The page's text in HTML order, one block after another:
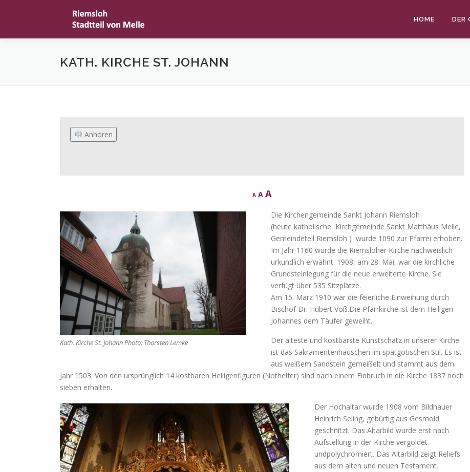
HOME DER
KATH. KIRCHE ST. JOHANN
Anhören
AeA R
A
c
r
e
a
s
e
f
n
t
s
z
e
.
Kath. Kirche St. Johann Photo: Thorsten Lemke
Die Kirchengemeinde Sankt Johann Riemsloh
(heute katholische Kirchgemeinde Sankt Matthäus Melle,
Gemeindeteil Riemsloh ) wurde 1090 zur Pfarrei erhoben.
Im Jahr 1160 wurde die Riemsloher Kirche nachweislich
urkundlich erwähnt. 1908, am 28. Mai, war die kirchliche
Grundsteinlegung für die neue erweiterte Kirche. Sie
verfügt über 535 Sitzplätze.
Am 15. März 1910 war die feierliche Einweihung durch
Bischof Dr. Hubert Voß.Die Pfarrkirche ist dem Heiligen
Johannes dem Täufer geweiht.
Der älteste und kostbarste Kunstschatz in unserer Kirche
ist das Sakramentenhäuschen im spätgotischen Stil. Es ist
aus weißem Sandstein gemeißelt und stammt aus dem
Jahr 1503. Von den ursprünglich 14 kostbaren Heiligenfiguren (Nothelfer) sind nach einem Einbruch in die Kirche 1837 noch
sieben erhalten.
Der Hochaltar wurde 1908 vom Bildhauer
Heinrich Seling, gebürtig aus Gesmold
geschnitzt. Das Altarbild wurde erst nach
Aufstellung in der Kirche vergoldet
undpolychromiert. Das Altarbild zeigt Reliefs
aus dem alten und neuen Testament.